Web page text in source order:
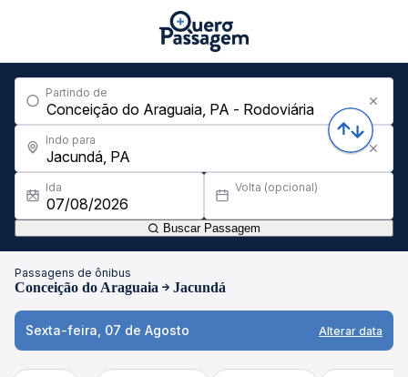
Partindo de
Indo para
Ida Volta (opcional)
Buscar Passagem
Passagens de ônibus
Conceição do Araguaia Jacundá
Sexta-feira, 07 de Agosto Alterar data